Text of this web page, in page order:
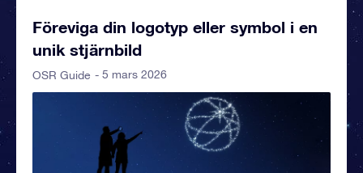
Föreviga din logotyp eller symbol i en
unik stjärnbild
OSR Guide - 5 mars 2026